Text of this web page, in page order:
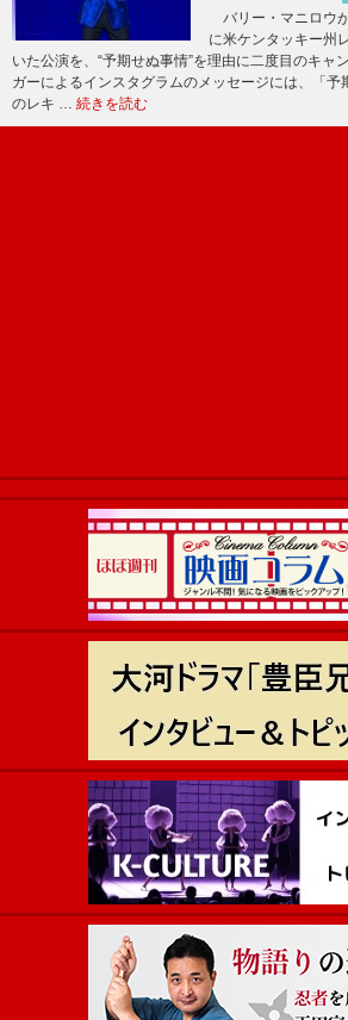
バリー・マニロウ
に米ケンタッキー州
いた公演を、“予期せぬ事情”を理由に二度目のキャ
ガーによるインスタグラムのメッセージには、「予
のレキ … 続きを読む